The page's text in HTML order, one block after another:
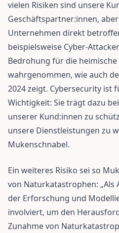
vielen Risiken sind unsere
Geschäftspartner:innen,
Unternehmen direkt
beispielsweise Cyber-
Bedrohung für die
wahrgenommen, wie auch
2024 zeigt. Cybersecurity ist
Wichtigkeit: Sie trägt dazu
unserer Kund:innen zu
unsere Dienstleistungen zu
Mukenschnabel.
Ein weiteres Risiko sei so
von Naturkatastrophen: „Als
der Erforschung und
involviert, um den
Zunahme von